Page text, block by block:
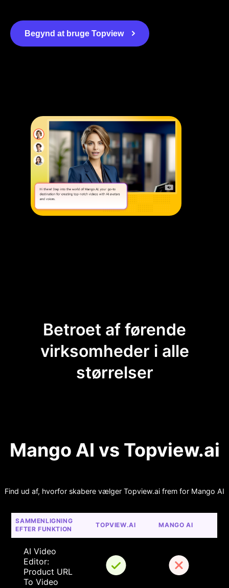
Begynd at bruge Topview
Betroet af førende
virksomheder i alle
størrelser
Mango AI vs Topview.ai
Find ud af, hvorfor skabere vælger Topview.ai frem for Mango AI
SAMMENLIGNING
EFTER FUNKTION
TOPVIEW.AI MANGO AI
AI Video
Editor:
Product URL
To Video